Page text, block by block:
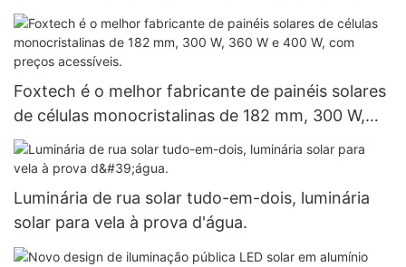
V, para sistemas isolados da rede elétrica. Preço
de atacado.
Foxtech é o melhor fabricante de painéis solares
de células monocristalinas de 182 mm, 300 W,
360 W e 400 W, com preços acessíveis.
Luminária de rua solar tudo-em-dois, luminária
solar para vela à prova d'água.